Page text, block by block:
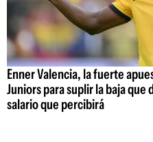
Enner Valencia, la fuerte
Juniors para suplir la baja que
salario que percibirá